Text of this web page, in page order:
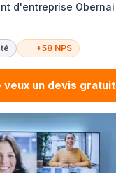
d'entreprise Obernai
+58 NPS
veux un devis gratuit